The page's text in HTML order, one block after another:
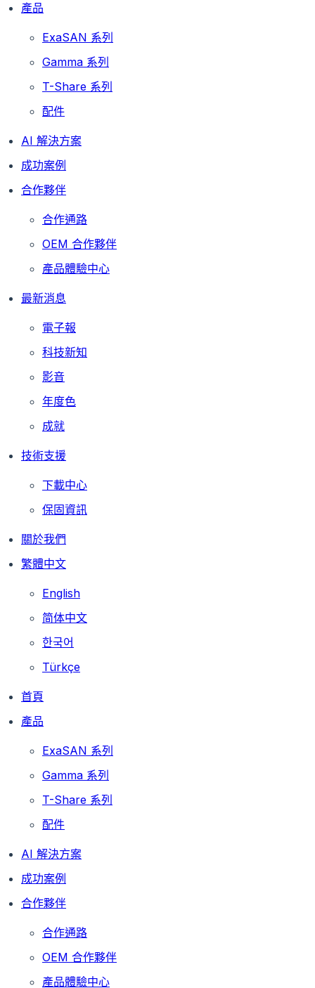
產品
ExaSAN 系列
Gamma 系列
T-Share 系列
配件
AI 解決方案
成功案例
合作夥伴
合作通路
OEM 合作夥伴
產品體驗中心
最新消息
電子報
科技新知
影音
年度色
成就
技術支援
下載中心
保固資訊
關於我們
繁體中文
English
简体中文
한국어
Türkçe
首頁
產品
ExaSAN 系列
Gamma 系列
T-Share 系列
配件
AI 解決方案
成功案例
合作夥伴
合作通路
OEM 合作夥伴
產品體驗中心